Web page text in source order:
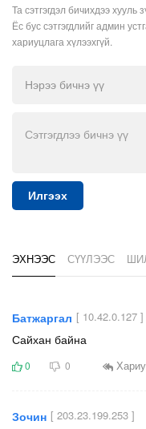
Та сэтгэгдэл бичихдээ
Ёс бус сэтгэгдлийг админ
хариуцлага хүлээхгүй.
Илгээх
ЭХНЭЭС СҮҮЛЭЭС
Батжаргал [ 10.42.0.127 ]
Сайхан байна
0 0
Зочин [ 203.23.199.253 ]